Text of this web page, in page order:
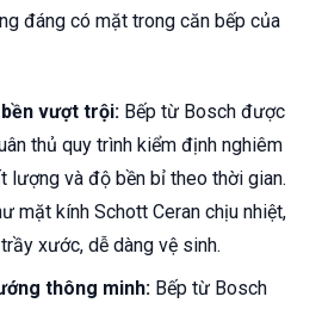
đáng có mặt trong căn bếp của
vượt trội: Bếp từ Bosch được
thủ quy trình kiểm định nghiêm
lượng và độ bền bỉ theo thời gian.
mặt kính Schott Ceran chịu nhiệt,
xước, dễ dàng vệ sinh.
thông minh: Bếp từ Bosch